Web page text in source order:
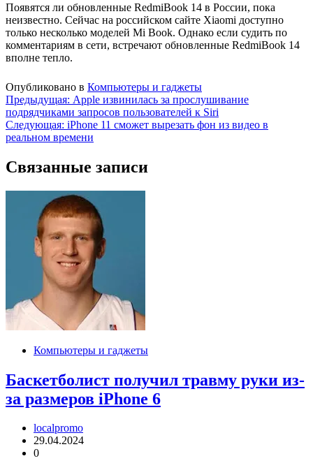
Появятся ли обновленные RedmiBook 14 в России, пока
неизвестно. Сейчас на российском сайте Xiaomi доступно
только несколько моделей Mi Book. Однако если судить по
комментариям в сети, встречают обновленные RedmiBook 14
вполне тепло.
Опубликовано в Компьютеры и гаджеты
Навигация
по
записям
Предыдущая: Apple извинилась за прослушивание
подрядчиками запросов пользователей к Siri
Следующая: iPhone 11 сможет вырезать фон из видео в
реальном времени
Связанные записи
Компьютеры и гаджеты
Баскетболист получил травму руки из-
за размеров iPhone 6
localpromo
29.04.2024
0